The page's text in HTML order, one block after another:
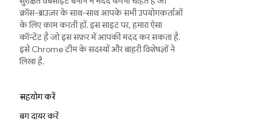
क्रॉस-ब्राउज़र के साथ-साथ आपके सभी उपयोगकर्ताओं
के लिए काम करती हों. इस साइट पर, हमारा ऐसा
कॉन्टेंट है जो इस सफ़र में आपकी मदद कर सकता है.
इसे Chrome टीम के सदस्यों और बाहरी विशेषज्ञों ने
लिखा है.
सहयोग करें
बग दायर करें